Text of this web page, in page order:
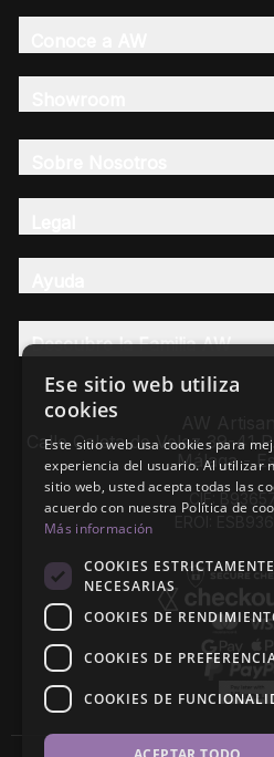
Descubre la Familia AW
Calle Caleta de Velez 39-41
Málaga -
CIF:
Ese sitio web utiliza
cookies
Este sitio web usa cookies para
experiencia del usuario. Al utilizar
sitio web, usted acepta todas las
acuerdo con nuestra Política de
Más información
COOKIES ESTRICTAMENTE
NECESARIAS
COOKIES DE
COOKIES DE
COOKIES DE